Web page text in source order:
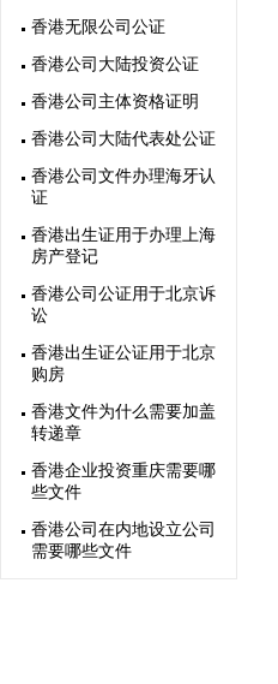
香港无限公司公证
香港公司大陆投资公证
香港公司主体资格证明
香港公司大陆代表处公证
香港公司文件办理海牙认
证
香港出生证用于办理上海
房产登记
香港公司公证用于北京诉
讼
香港出生证公证用于北京
购房
香港文件为什么需要加盖
转递章
香港企业投资重庆需要哪
些文件
香港公司在内地设立公司
需要哪些文件